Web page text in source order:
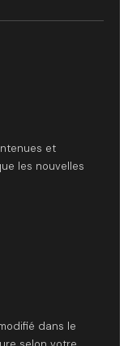
et
les nouvelles
dans le